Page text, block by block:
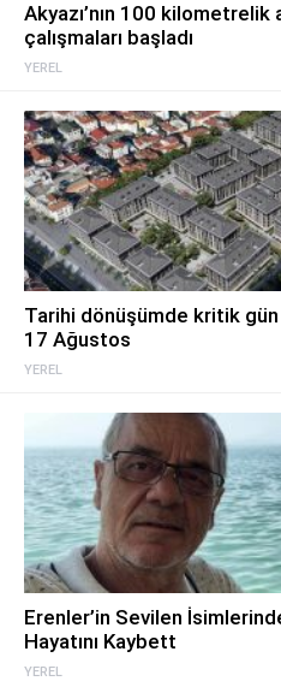
YEREL
Akyazı’nın 100 kilometrelik
çalışmaları başladı
YEREL
Tarihi dönüşümde kritik
17 Ağustos
YEREL
Erenler’in Sevilen
Hayatını Kaybett